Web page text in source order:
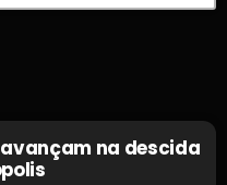
na descida